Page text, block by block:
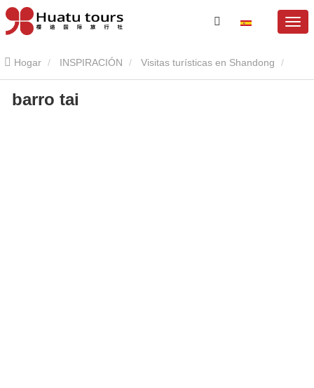
Hogar INSPIRACIÓN Visitas turísticas en Shandong
barro tai barro tai
barro tai